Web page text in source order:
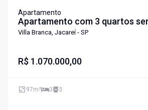
Apartamento
Apartamento com 3 quartos
suite e estrutura de resort no
Villa Branca, Jacareí - SP
R$ 1.070.000,00
97m² 3 3